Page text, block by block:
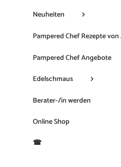
Neuheiten
Pampered Chef Rezepte
Pampered Chef Angebote
Edelschmaus
Berater-/in werden
Online Shop
☎